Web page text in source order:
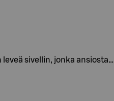
sivellin, jonka ansiosta…